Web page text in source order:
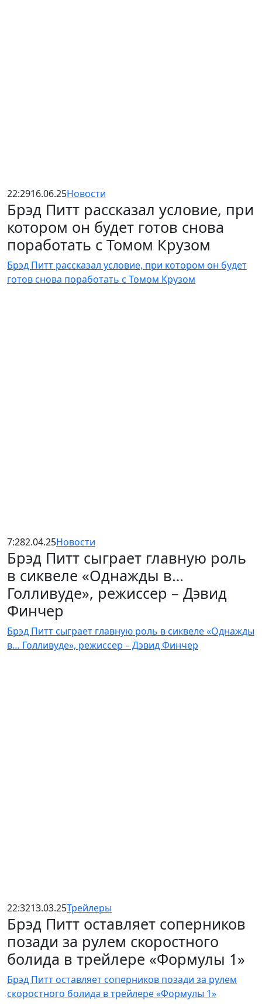
22:2916.06.25Новости
Брэд Питт рассказал условие, при
котором он будет готов снова
поработать с Томом Крузом
Брэд Питт рассказал условие, при котором он будет
готов снова поработать с Томом Крузом
7:282.04.25Новости
Брэд Питт сыграет главную роль
в сиквеле «Однажды в…
Голливуде», режиссер – Дэвид
Финчер
Брэд Питт сыграет главную роль в сиквеле «Однажды
в… Голливуде», режиссер – Дэвид Финчер
22:3213.03.25Трейлеры
Брэд Питт оставляет соперников
позади за рулем скоростного
болида в трейлере «Формулы 1»
Брэд Питт оставляет соперников позади за рулем
скоростного болида в трейлере «Формулы 1»